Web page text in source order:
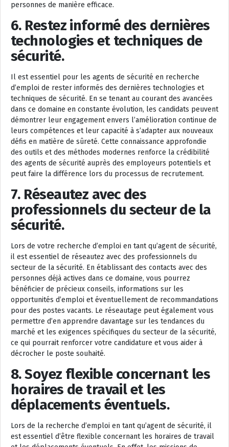
personnes de manière efficace.
6. Restez informé des dernières
technologies et techniques de
sécurité.
Il est essentiel pour les agents de sécurité en recherche
d’emploi de rester informés des dernières technologies et
techniques de sécurité. En se tenant au courant des avancées
dans ce domaine en constante évolution, les candidats peuvent
démontrer leur engagement envers l’amélioration continue de
leurs compétences et leur capacité à s’adapter aux nouveaux
défis en matière de sûreté. Cette connaissance approfondie
des outils et des méthodes modernes renforce la crédibilité
des agents de sécurité auprès des employeurs potentiels et
peut faire la différence lors du processus de recrutement.
7. Réseautez avec des
professionnels du secteur de la
sécurité.
Lors de votre recherche d’emploi en tant qu’agent de sécurité,
il est essentiel de réseautez avec des professionnels du
secteur de la sécurité. En établissant des contacts avec des
personnes déjà actives dans ce domaine, vous pourrez
bénéficier de précieux conseils, informations sur les
opportunités d’emploi et éventuellement de recommandations
pour des postes vacants. Le réseautage peut également vous
permettre d’en apprendre davantage sur les tendances du
marché et les exigences spécifiques du secteur de la sécurité,
ce qui pourrait renforcer votre candidature et vous aider à
décrocher le poste souhaité.
8. Soyez flexible concernant les
horaires de travail et les
déplacements éventuels.
Lors de la recherche d’emploi en tant qu’agent de sécurité, il
est essentiel d’être flexible concernant les horaires de travail